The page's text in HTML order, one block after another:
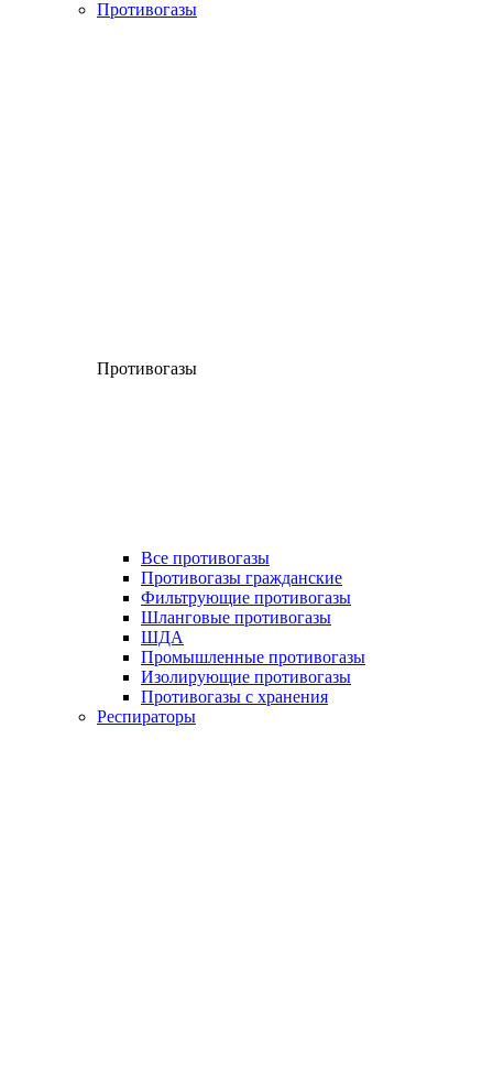
Противогазы
Противогазы
Все противогазы
Противогазы гражданские
Фильтрующие противогазы
Шланговые противогазы
ШДА
Промышленные противогазы
Изолирующие противогазы
Противогазы с хранения
Респираторы